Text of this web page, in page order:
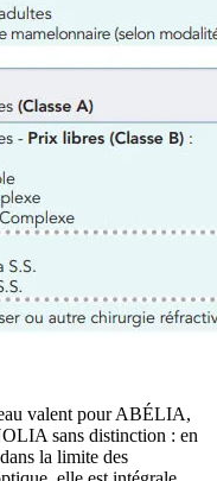
valent pour ABÉLIA,
sans distinction : en
la limite des